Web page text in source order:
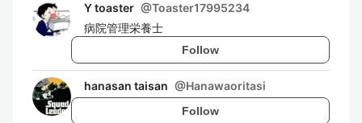
Y toaster @Toaster17995234
病院管理栄養士
Follow
hanasan taisan @Hanawaoritasi
Follow